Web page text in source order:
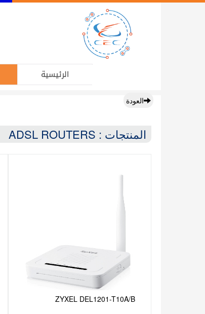
الرئيسية
العودة
المنتجات : ADSL ROUTERS
ZYXEL DEL1201-T10A/B